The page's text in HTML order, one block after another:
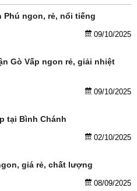
Phú ngon, rẻ, nổi tiếng
09/10/2025
Gò Vấp ngon rẻ, giải nhiệt
09/10/2025
tại Bình Chánh
02/10/2025
giá rẻ, chất lượng
08/09/2025